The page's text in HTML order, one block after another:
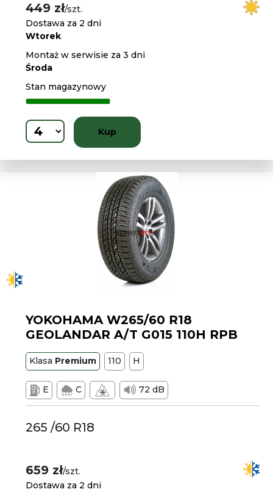
449 zł/szt.
Dostawa za 2 dni
Wtorek
Montaż w serwisie za 3 dni
Środa
Stan magazynowy
Kup
YOKOHAMA W265/60 R18
GEOLANDAR A/T G015 110H RPB
Klasa Premium 110 H
E C 72 dB
265 /60 R18
659 zł/szt.
Dostawa za 2 dni